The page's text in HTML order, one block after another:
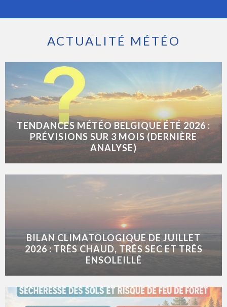
ACTUALITÉ MÉTÉO
TENDANCES MÉTÉO BELGIQUE ÉTÉ 2026 :
PRÉVISIONS SUR 3 MOIS (DERNIÈRE
ANALYSE)
BILAN CLIMATOLOGIQUE DE JUILLET
2026 : TRÈS CHAUD, TRÈS SEC ET TRÈS
ENSOLEILLÉ